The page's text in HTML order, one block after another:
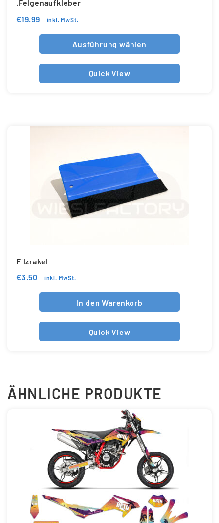
.Felgenaufkleber
€19.99 inkl. MwSt.
Ausführung wählen
Quick View
Filzrakel
€3.50 inkl. MwSt.
In den Warenkorb
Quick View
ÄHNLICHE PRODUKTE